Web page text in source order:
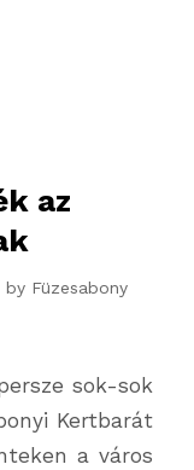
az
by Füzesabony
sok-sok
Kertbarát
a város